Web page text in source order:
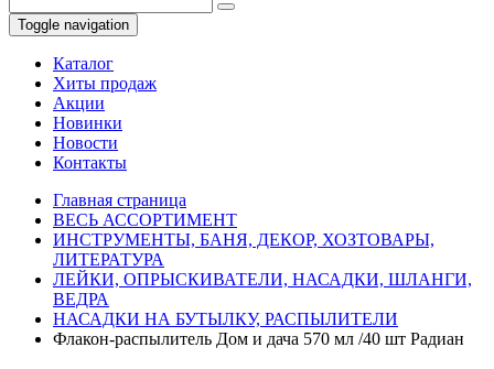
Toggle navigation
Каталог
Хиты продаж
Акции
Новинки
Новости
Контакты
Главная страница
ВЕСЬ АССОРТИМЕНТ
ИНСТРУМЕНТЫ, БАНЯ, ДЕКОР, ХОЗТОВАРЫ,
ЛИТЕРАТУРА
ЛЕЙКИ, ОПРЫСКИВАТЕЛИ, НАСАДКИ, ШЛАНГИ,
ВЕДРА
НАСАДКИ НА БУТЫЛКУ, РАСПЫЛИТЕЛИ
Флакон-распылитель Дом и дача 570 мл /40 шт Радиан